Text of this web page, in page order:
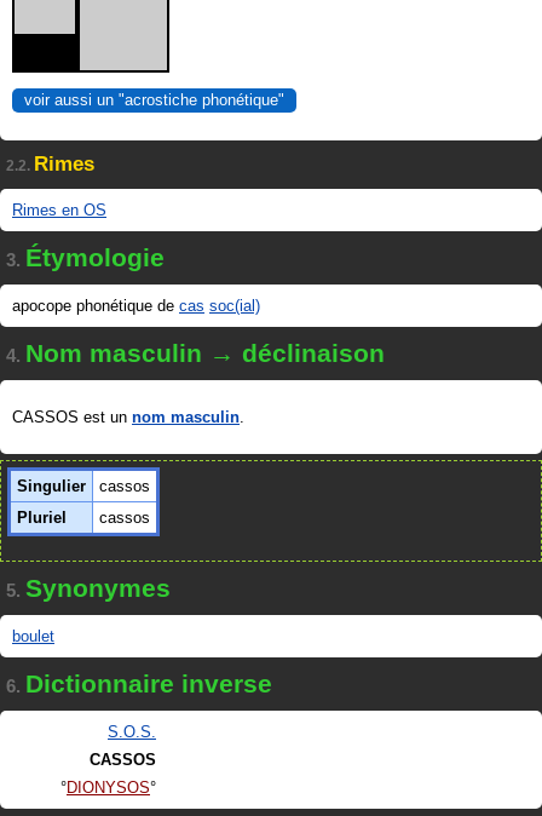
voir aussi un "acrostiche phonétique"
2.2. Rimes
Rimes en OS
3. Étymologie
apocope phonétique de cas soc(ial)
4. Nom masculin → déclinaison
CASSOS est un nom masculin.
Singulier
cassos
Pluriel
cassos
5. Synonymes
boulet
6. Dictionnaire inverse
S.O.S.
CASSOS
DIONYSOS